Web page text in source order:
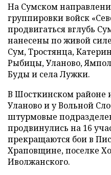
На Сумском
группировки войск
продвигаться вглубь
нанесены по живой
Сум, Тростянца,
Рыбицы, Уланово,
Буды и села Лужки.
В Шосткинском районе
Уланово и у Вольной
штурмовые
продвинулись на 16
прекращаются бои в
Храповщине, поселке
Иволжанского.